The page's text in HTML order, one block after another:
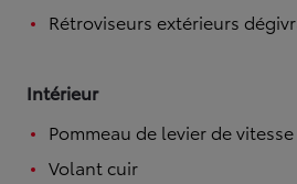
Rétroviseurs extérieurs
Intérieur
Pommeau de levier de
Volant cuir